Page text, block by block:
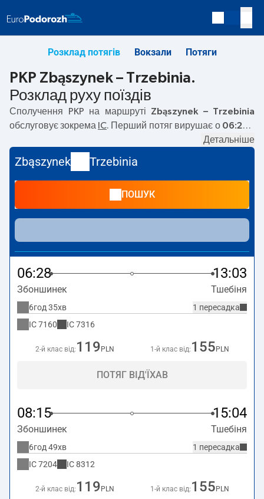
Розклад потягів Вокзали Потяги
PKP Zbąszynek – Trzebinia.
Розклад руху поїздів
Сполучення PKP на маршруті Zbąszynek – Trzebinia
обслуговує зокрема IC . Перший потяг вирушає о 06:28з
Kosieczyńska, 66-
210 Zbąszynek. Останній потяг до Trzebinia вирушає о
23:32. На маршрутіZbąszynek
також інші потяги:TLK, EC— пропонують нижчу ціну
квитка і зазвичай довший час подорожі. Потяг завершує
маршрут на станції Trzebinia за адресоюDworcowa, 32-
540 Trzebinia
Детальніше
Zbąszynek Trzebinia
ПОШУК
06:28 13:03
Збоншинек Тшебіня
1 пересадка
6год 35хв
IC7160 IC7316
2-й клас від: 119 PLN 1-й клас від: 155 PLN
ПОТЯГ ВІД'ЇХАВ
08:15 15:04
Збоншинек Тшебіня
1 пересадка
6год 49хв
IC7204 IC8312
2-й клас від: 119 PLN 1-й клас від: 155 PLN